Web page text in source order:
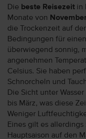
Die beste Reisezeit in
Monate von
die Trockenzeit auf
Bedingungen für
überwiegend sonnig,
angenehmen
Celsius. Sie haben
Schnorcheln und
Die Sicht unter
bis März, was diese
Weniger
Eines gilt es
Hauptsaison auf den